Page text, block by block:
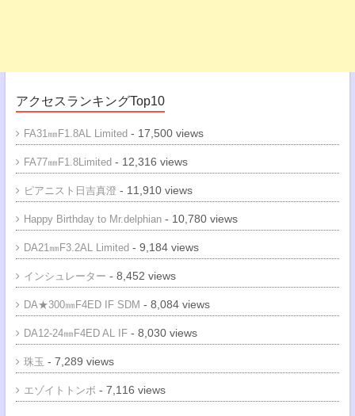
アクセスランキングTop10
FA31㎜F1.8AL Limited- 17,500 views
FA77㎜F1.8Limited- 12,316 views
ピアニスト日吉真澄 - 11,910 views
Happy Birthday to Mr.delphian- 10,780 views
DA21㎜F3.2AL Limited- 9,184 views
インシュレーター - 8,452 views
DA★300㎜F4ED IF SDM - 8,084 views
DA12-24㎜F4ED AL IF- 8,030 views
珠玉 - 7,289 views
エゾイトトンボ - 7,116 views